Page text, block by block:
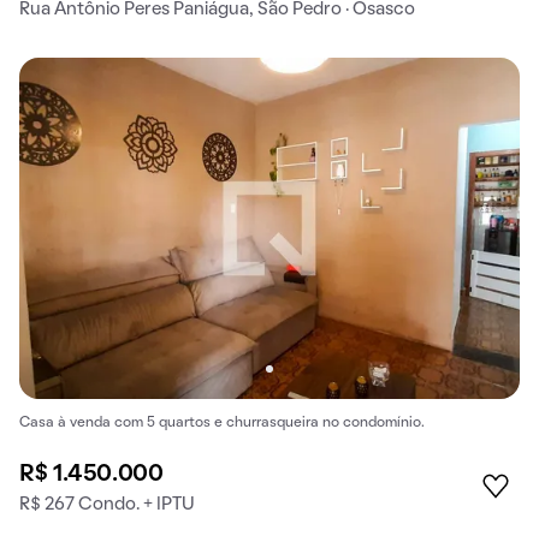
Rua Antônio Peres Paniágua, São Pedro · Osasco
Casa à venda com 5 quartos e churrasqueira no condomínio.
R$ 1.450.000
R$ 267 Condo. + IPTU